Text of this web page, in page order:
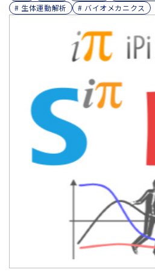
# 生体運動解析
# バイオメカニクス